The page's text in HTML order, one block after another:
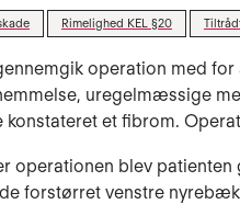
Rimelighed KEL §20
operation med
uregelmæssige
konstateret et fibrom.
operationen blev
forstørret venstre